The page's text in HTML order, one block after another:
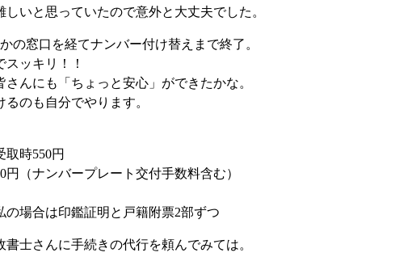
いと思っていたので意外と大丈夫でした。
の窓口を経てナンバー付け替えまで終了。
ッキリ！！
んにも「ちょっと安心」ができたかな。
のも自分でやります。
時550円
（ナンバープレート交付手数料含む）
の場合は印鑑証明と戸籍附票2部ずつ
士さんに手続きの代行を頼んでみては。